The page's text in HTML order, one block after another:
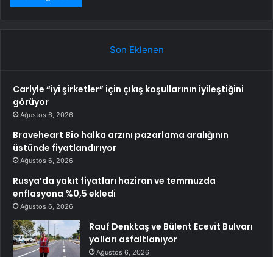
Son Eklenen
Carlyle “iyi şirketler” için çıkış koşullarının iyileştiğini
görüyor
Ağustos 6, 2026
Braveheart Bio halka arzını pazarlama aralığının
üstünde fiyatlandırıyor
Ağustos 6, 2026
Rusya’da yakıt fiyatları haziran ve temmuzda
enflasyona %0,5 ekledi
Ağustos 6, 2026
Rauf Denktaş ve Bülent Ecevit Bulvarı
yolları asfaltlanıyor
Ağustos 6, 2026